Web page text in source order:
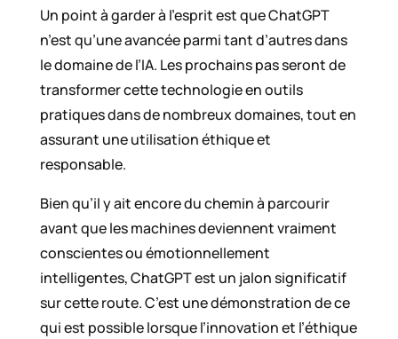
Un point à garder à l’esprit est que ChatGPT
n’est qu’une avancée parmi tant d’autres dans
le domaine de l’IA. Les prochains pas seront de
transformer cette technologie en outils
pratiques dans de nombreux domaines, tout en
assurant une utilisation éthique et
responsable.
Bien qu’il y ait encore du chemin à parcourir
avant que les machines deviennent vraiment
conscientes ou émotionnellement
intelligentes, ChatGPT est un jalon significatif
sur cette route. C’est une démonstration de ce
qui est possible lorsque l’innovation et l’éthique